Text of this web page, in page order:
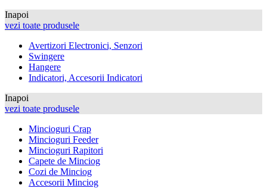
Inapoi
vezi toate produsele
Avertizori Electronici, Senzori
Swingere
Hangere
Indicatori, Accesorii Indicatori
Inapoi
vezi toate produsele
Mincioguri Crap
Mincioguri Feeder
Mincioguri Rapitori
Capete de Minciog
Cozi de Minciog
Accesorii Minciog